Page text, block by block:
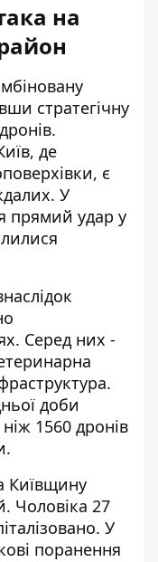
на
стратегічну
де
є
У
прямий удар у
Серед них -
доби
1560 дронів
Київщину
Чоловіка 27
У
поранення